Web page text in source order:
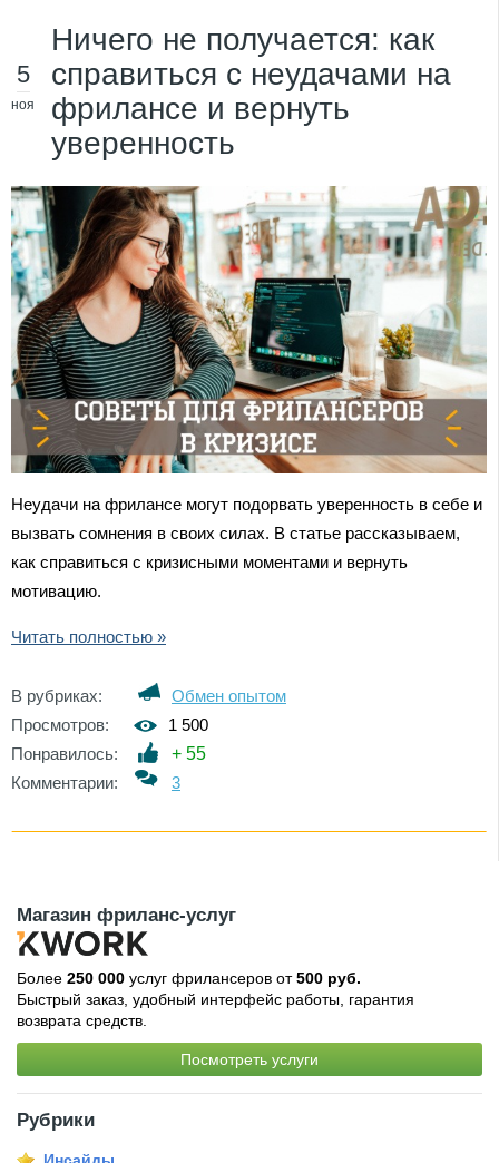
5
ноя
Ничего не получается: как
справиться с неудачами на
фрилансе и вернуть
уверенность
Неудачи на фрилансе могут подорвать уверенность в себе и
вызвать сомнения в своих силах. В статье рассказываем,
как справиться с кризисными моментами и вернуть
мотивацию.
Читать полностью »
В рубриках:
Обмен опытом
Просмотров:
1 500
Понравилось:
+ 55
Комментарии:
3
Магазин фриланс-услуг
Более 250 000 услуг фрилансеров от500 руб.
Быстрый заказ, удобный интерфейс работы, гарантия
возврата средств.
Посмотреть услуги
Рубрики